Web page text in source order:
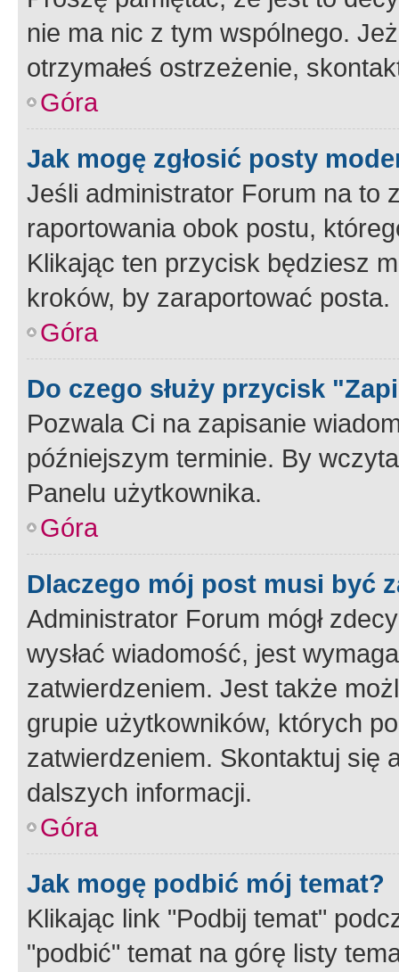
nie ma nic z tym wspólnego.
otrzymałeś ostrzeżenie,
Góra
Jak mogę zgłosić posty
Jeśli administrator Forum na to
raportowania obok postu,
Klikając ten przycisk będziesz
kroków, by zaraportować posta.
Góra
Do czego służy przycisk
Pozwala Ci na zapisanie
późniejszym terminie. By
Panelu użytkownika.
Góra
Dlaczego mój post musi być
Administrator Forum mógł
wysłać wiadomość, jest
zatwierdzeniem. Jest także
grupie użytkowników, których
zatwierdzeniem. Skontaktuj się
dalszych informacji.
Góra
Jak mogę podbić mój temat?
Klikając link "Podbij temat"
"podbić" temat na górę listy